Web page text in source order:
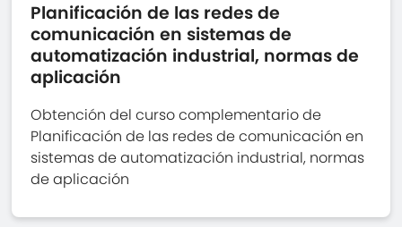
Planificación de las redes de
comunicación en sistemas de
automatización industrial, normas de
aplicación
Obtención del curso complementario de
Planificación de las redes de comunicación en
sistemas de automatización industrial, normas
de aplicación